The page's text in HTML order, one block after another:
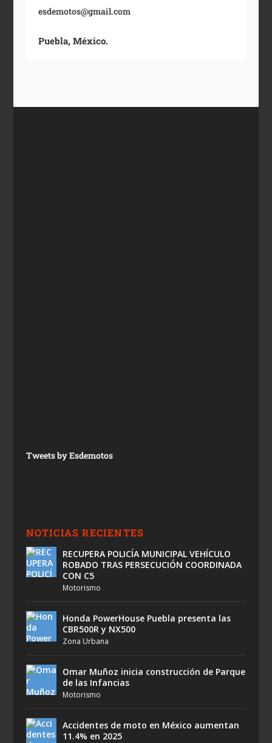
esdemotos@gmail.com
Puebla, México.
Tweets by Esdemotos
NOTICIAS RECIENTES
RECUPERA POLICÍA MUNICIPAL VEHÍCULO
ROBADO TRAS PERSECUCIÓN COORDINADA
CON C5
Motorismo
Honda PowerHouse Puebla presenta las
CBR500R y NX500
Zona Urbana
Omar Muñoz inicia construcción de Parque
de las Infancias
Motorismo
Accidentes de moto en México aumentan
11.4% en 2025